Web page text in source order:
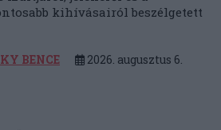
kihívásairól beszélgetett
BENCE 2026. augusztus 6.